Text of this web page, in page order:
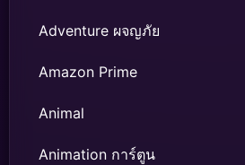
Adventure ผจญภัย
Amazon Prime
Animal
Animation การ์ตูน